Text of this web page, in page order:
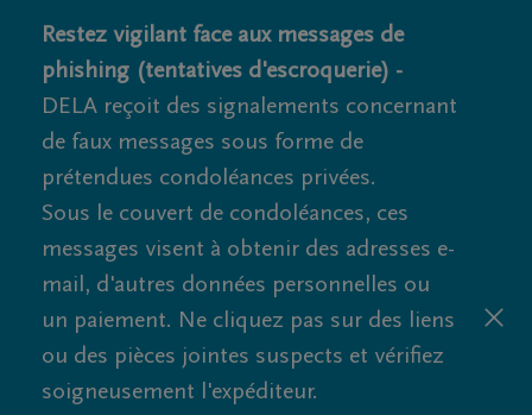
Restez vigilant face aux messages de
phishing (tentatives d'escroquerie) -
DELA reçoit des signalements concernant
de faux messages sous forme de
prétendues condoléances privées.
Sous le couvert de condoléances, ces
messages visent à obtenir des adresses e-
mail, d'autres données personnelles ou
un paiement. Ne cliquez pas sur des liens
ou des pièces jointes suspects et vérifiez
soigneusement l'expéditeur.